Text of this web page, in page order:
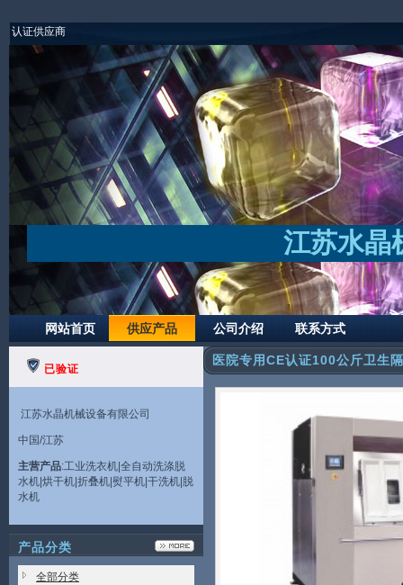
认证供应商
江苏水晶
网站首页 供应产品 公司介绍 联系方式
已验证
江苏水晶机械设备有限公司
中国/江苏
主营产品:工业洗衣机|全自动洗涤脱
水机|烘干机|折叠机|熨平机|干洗机|脱
水机
产品分类
全部分类
医院专用CE认证100公斤卫生